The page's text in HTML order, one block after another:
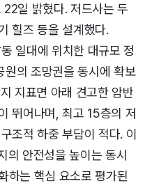
일 밝혔다. 저드사는 두
힐즈 등을 설계했다.
일대에 위치한 대규모 정
원의 조망권을 동시에 확보
지표면 아래 견고한 암반
뛰어나며, 최고 15층의 저
조적 하중 부담이 적다. 이
의 안전성을 높이는 동시
하는 핵심 요소로 평가된